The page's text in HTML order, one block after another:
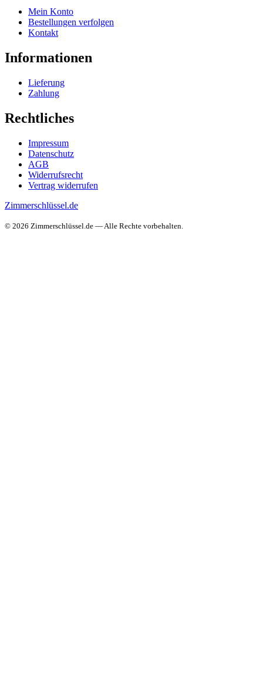
Mein Konto
Bestellungen verfolgen
Kontakt
Informationen
Lieferung
Zahlung
Rechtliches
Impressum
Datenschutz
AGB
Widerrufsrecht
Vertrag widerrufen
Zimmerschlüssel.de
© 2026 Zimmerschlüssel.de — Alle Rechte vorbehalten.